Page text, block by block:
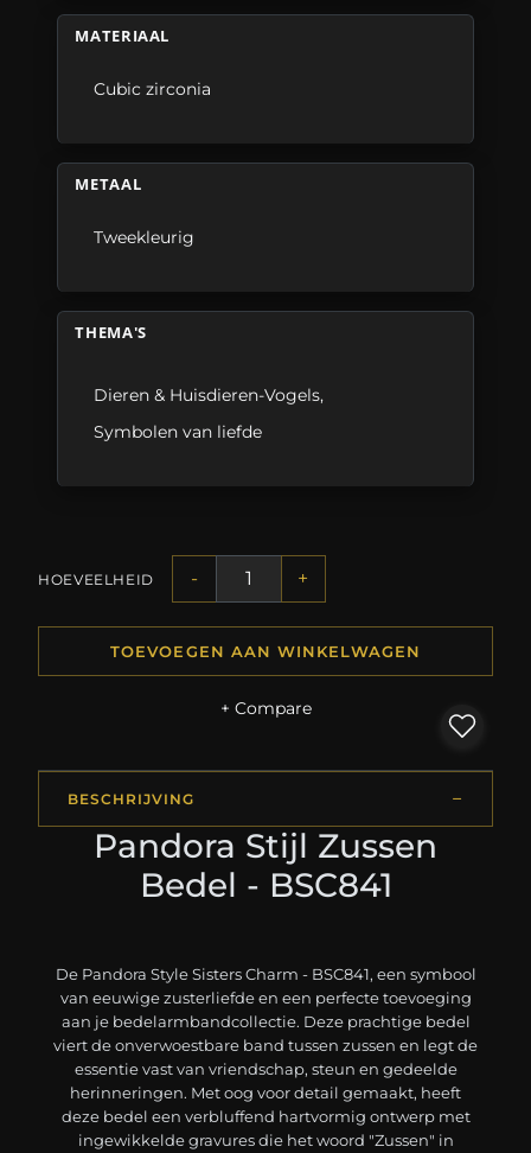
MATERIAAL
Cubic zirconia
METAAL
Tweekleurig
THEMA'S
Dieren & Huisdieren-Vogels,
Symbolen van liefde
HOEVEELHEID - +
TOEVOEGEN AAN WINKELWAGEN
+ Compare
BESCHRIJVING
Pandora Stijl Zussen
Bedel - BSC841
De Pandora Style Sisters Charm - BSC841, een symbool
van eeuwige zusterliefde en een perfecte toevoeging
aan je bedelarmbandcollectie. Deze prachtige bedel
viert de onverwoestbare band tussen zussen en legt de
essentie vast van vriendschap, steun en gedeelde
herinneringen. Met oog voor detail gemaakt, heeft
deze bedel een verbluffend hartvormig ontwerp met
ingewikkelde gravures die het woord "Zussen" in